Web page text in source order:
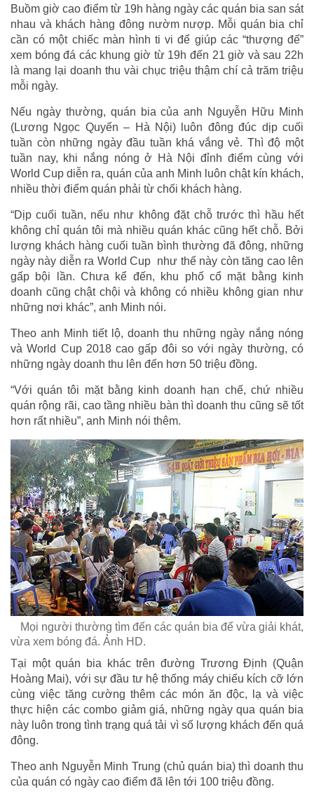
Buồm giờ cao điểm từ 19h hàng ngày các quán bia san sát
nhau và khách hàng đông nườm nượp. Mỗi quán bia chỉ
cần có một chiếc màn hình ti vi để giúp các “thượng đế”
xem bóng đá các khung giờ từ 19h đến 21 giờ và sau 22h
là mang lại doanh thu vài chục triệu thậm chí cả trăm triệu
mỗi ngày.
Nếu ngày thường, quán bia của anh Nguyễn Hữu Minh
(Lương Ngọc Quyến – Hà Nội) luôn đông đúc dịp cuối
tuần còn những ngày đầu tuần khá vắng vẻ. Thì độ một
tuần nay, khi nắng nóng ở Hà Nội đỉnh điểm cùng với
World Cup diễn ra, quán của anh Minh luôn chật kín khách,
nhiều thời điểm quán phải từ chối khách hàng.
“Dịp cuối tuần, nếu như không đặt chỗ trước thì hầu hết
không chỉ quán tôi mà nhiều quán khác cũng hết chỗ. Bởi
lượng khách hàng cuối tuần bình thường đã đông, những
ngày này diễn ra World Cup như thế này còn tăng cao lên
gấp bội lần. Chưa kể đến, khu phố cổ mặt bằng kinh
doanh cũng chật chội và không có nhiều không gian như
những nơi khác”, anh Minh nói.
Theo anh Minh tiết lộ, doanh thu những ngày nắng nóng
và World Cup 2018 cao gấp đôi so với ngày thường, có
những ngày doanh thu lên đến hơn 50 triệu đồng.
“Với quán tôi mặt bằng kinh doanh hạn chế, chứ nhiều
quán rộng rãi, cao tầng nhiều bàn thì doanh thu cũng sẽ tốt
hơn rất nhiều”, anh Minh nói thêm.
Mọi người thường tìm đến các quán bia để vừa giải khát,
vừa xem bóng đá. Ảnh HD.
Tại một quán bia khác trên đường Trương Định (Quận
Hoàng Mai), với sự đầu tư hệ thống máy chiếu kích cỡ lớn
cùng việc tăng cường thêm các món ăn độc, lạ và việc
thực hiện các combo giảm giá, những ngày qua quán bia
này luôn trong tình trạng quá tải vì số lượng khách đến quá
đông.
Theo anh Nguyễn Minh Trung (chủ quán bia) thì doanh thu
của quán có ngày cao điểm đã lên tới 100 triệu đồng.